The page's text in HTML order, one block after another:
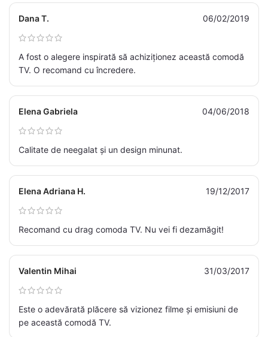
Dana T. 06/02/2019
A fost o alegere inspirată să achiziționez această comodă
TV. O recomand cu încredere.
Elena Gabriela 04/06/2018
Calitate de neegalat și un design minunat.
Elena Adriana H. 19/12/2017
Recomand cu drag comoda TV. Nu vei fi dezamăgit!
Valentin Mihai 31/03/2017
Este o adevărată plăcere să vizionez filme și emisiuni de
pe această comodă TV.